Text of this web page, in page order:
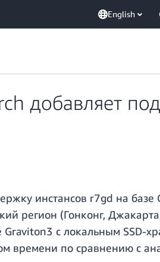
English
добавляет
инстансов r7gd на
регион (Гонконг,
Graviton3 с локальным
времени по сравнению с